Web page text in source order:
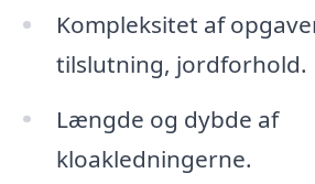
Kompleksitet af
tilslutning, jordforhold.
Længde og dybde af
kloakledningerne.